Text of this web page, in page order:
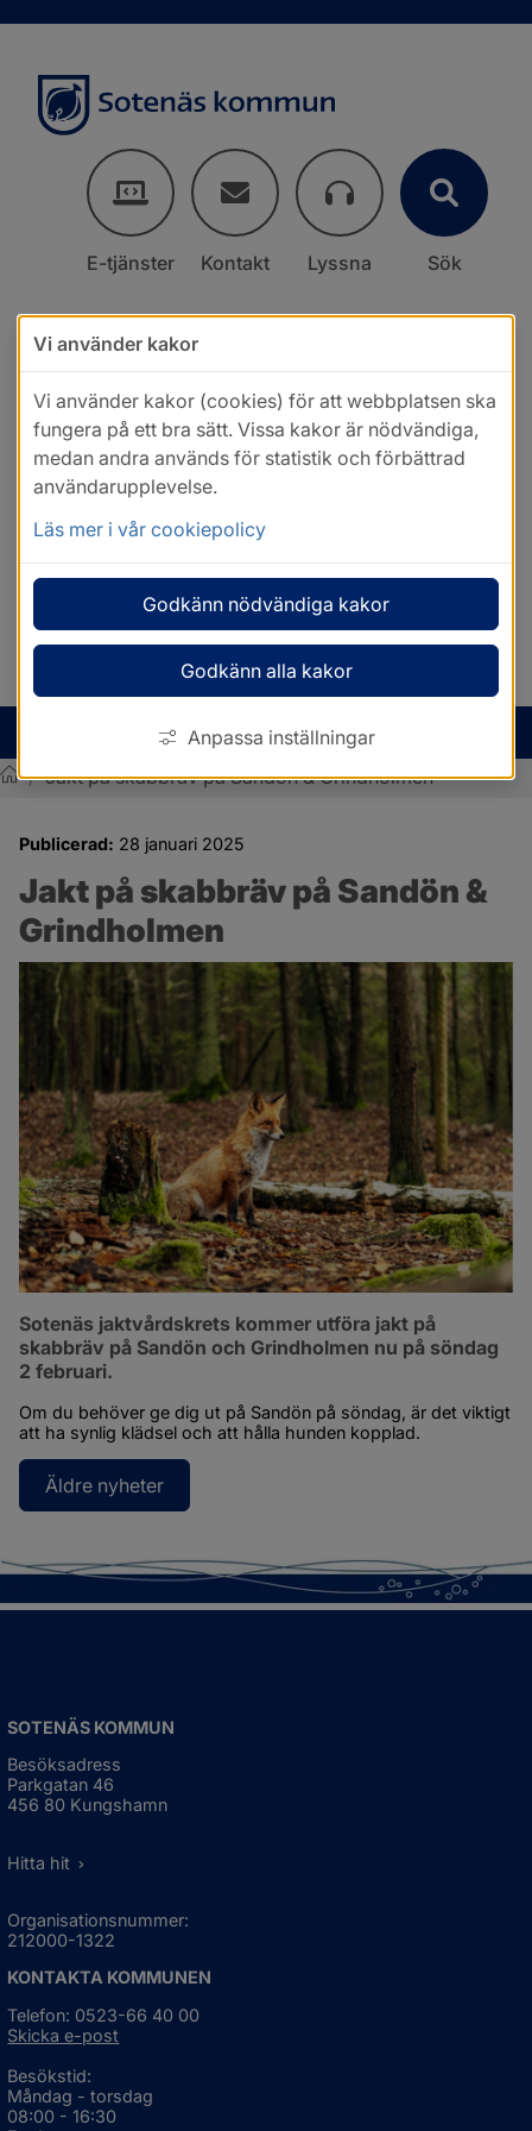
E-tjänster Kontakt Lyssna Sök
MENY
/ Jakt på skabbräv på Sandön & Grindholmen
Publicerad: 28 januari 2025
Jakt på skabbräv på Sandön &
Grindholmen
Sotenäs jaktvårdskrets kommer utföra jakt på
skabbräv på Sandön och Grindholmen nu på söndag
2 februari.
Om du behöver ge dig ut på Sandön på söndag, är det viktigt
att ha synlig klädsel och att hålla hunden kopplad.
Äldre nyheter
SOTENÄS KOMMUN
Besöksadress
Parkgatan 46
456 80 Kungshamn
Hitta hit
Organisationsnummer:
212000-1322
KONTAKTA KOMMUNEN
Telefon: 0523-66 40 00
Skicka e-post
Besökstid:
Måndag - torsdag
08:00 - 16:30
Vi använder kakor
Vi använder kakor (cookies) för att webbplatsen ska
fungera på ett bra sätt. Vissa kakor är nödvändiga,
medan andra används för statistik och förbättrad
användarupplevelse.
Läs mer i vår cookiepolicy
Godkänn nödvändiga kakor
Godkänn alla kakor
Anpassa inställningar